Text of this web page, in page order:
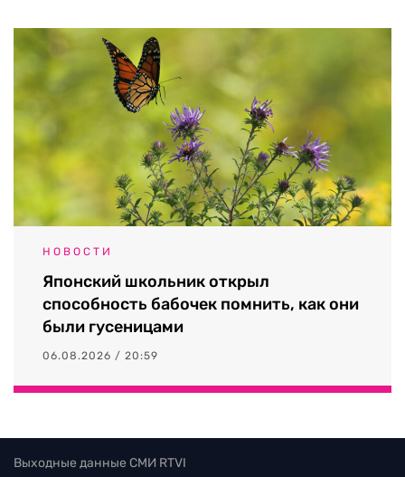
НОВОСТИ
Японский школьник открыл
способность бабочек помнить, как они
были гусеницами
06.08.2026 / 20:59
Выходные данные СМИ RTVI